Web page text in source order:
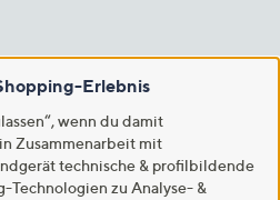
Erlebnis
wenn du damit
Zusammenarbeit mit
technische & profilbildende
Technologien zu Analyse- &